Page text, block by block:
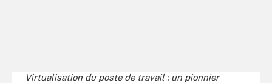
Virtualisation du poste de travail : un pionnier